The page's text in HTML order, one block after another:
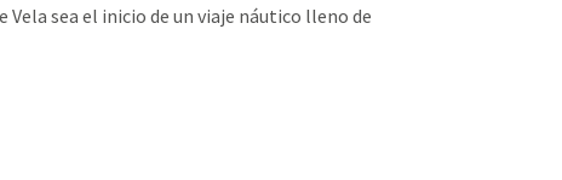
Vela sea el inicio de un viaje náutico lleno de